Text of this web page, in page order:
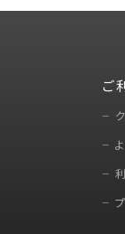
ご